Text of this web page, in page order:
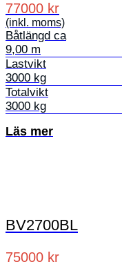
77000 kr
(inkl. moms)
Båtlängd ca
9,00 m
Lastvikt
3000 kg
Totalvikt
3000 kg
Läs mer
BV2700BL
75000 kr